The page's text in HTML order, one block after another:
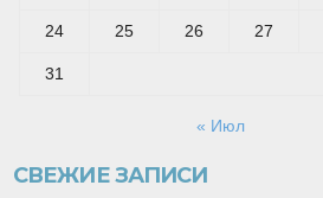
24 25 26 27
31
« Июл
СВЕЖИЕ ЗАПИСИ